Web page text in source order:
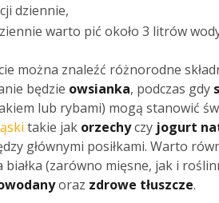
dziennie,
warto pić około 3 litrów
można znaleźć różnorodne
będzie owsianka, podczas gdy
lub rybami) mogą stanowić
takie jak orzechyczy jogurt
głównymi posiłkami. Warto
białka (zarówno mięsne, jak i
oraz zdrowe tłuszcze.